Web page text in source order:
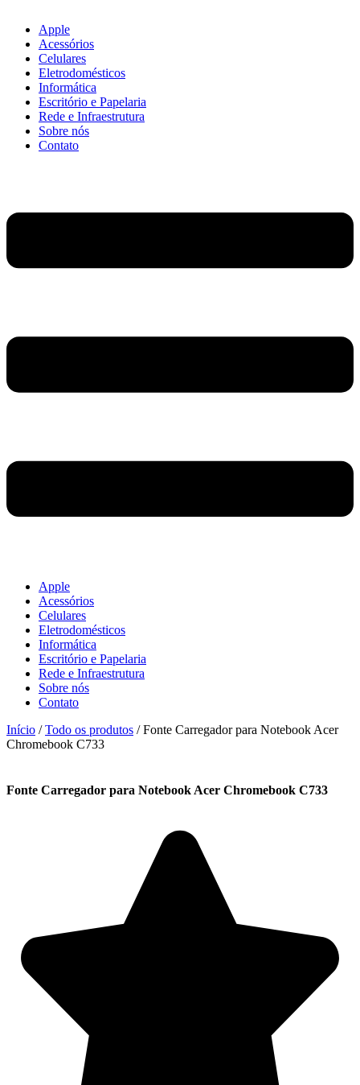
Apple
Acessórios
Celulares
Eletrodomésticos
Informática
Escritório e Papelaria
Rede e Infraestrutura
Sobre nós
Contato
Apple
Acessórios
Celulares
Eletrodomésticos
Informática
Escritório e Papelaria
Rede e Infraestrutura
Sobre nós
Contato
Início /Todo os produtos / Fonte Carregador para Notebook Acer
Chromebook C733
Fonte Carregador para Notebook Acer Chromebook C733